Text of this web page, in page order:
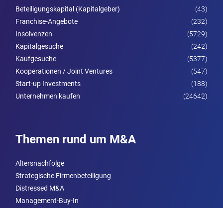
Beteiligungskapital (Kapitalgeber)
(43)
Franchise-Angebote
(232)
Insolvenzen
(5729)
Kapitalgesuche
(242)
Kaufgesuche
(5377)
Kooperationen / Joint Ventures
(547)
Start-up Investments
(188)
Unternehmen kaufen
(24642)
Themen rund um M&A
Altersnachfolge
Strategische Firmenbeteiligung
Distressed M&A
Management-Buy-In